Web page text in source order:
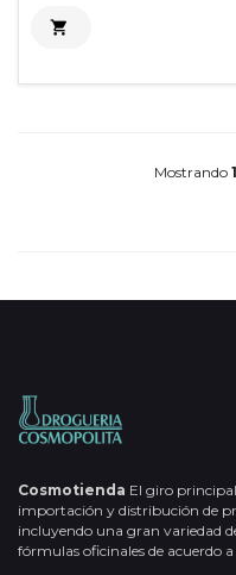

Mostrando 1
Cosmotienda El giro
importación y distribución de
incluyendo una gran variedad
fórmulas oficinales de acuerdo